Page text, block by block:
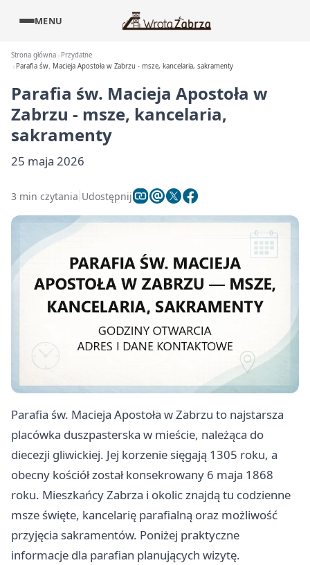
MENU
Strona główna
Przydatne
Parafia św. Macieja Apostoła w Zabrzu - msze, kancelaria, sakramenty
Parafia św. Macieja Apostoła w
Zabrzu - msze, kancelaria,
sakramenty
25 maja 2026
3 min czytania Udostępnij
Parafia św. Macieja Apostoła w Zabrzu to najstarsza
placówka duszpasterska w mieście, należąca do
diecezji gliwickiej. Jej korzenie sięgają 1305 roku, a
obecny kościół został konsekrowany 6 maja 1868
roku. Mieszkańcy Zabrza i okolic znajdą tu codzienne
msze święte, kancelarię parafialną oraz możliwość
przyjęcia sakramentów. Poniżej praktyczne
informacje dla parafian planujących wizytę.